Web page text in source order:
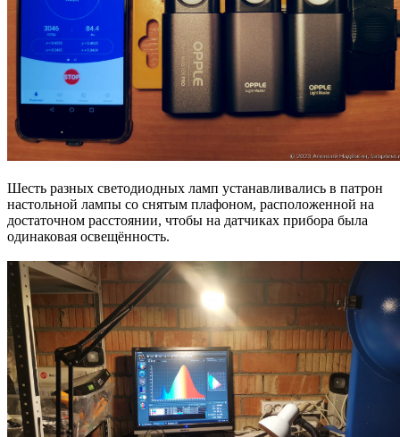
Шесть разных светодиодных ламп устанавливались в патрон
настольной лампы со снятым плафоном, расположенной на
достаточном расстоянии, чтобы на датчиках прибора была
одинаковая освещённость.